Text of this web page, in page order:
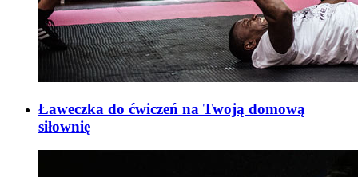
Ławeczka do ćwiczeń na Twoją domową
siłownię